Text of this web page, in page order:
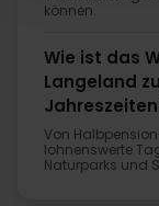
können.
Wie ist das
Langeland
Von
lohnenswerte
Naturparks und